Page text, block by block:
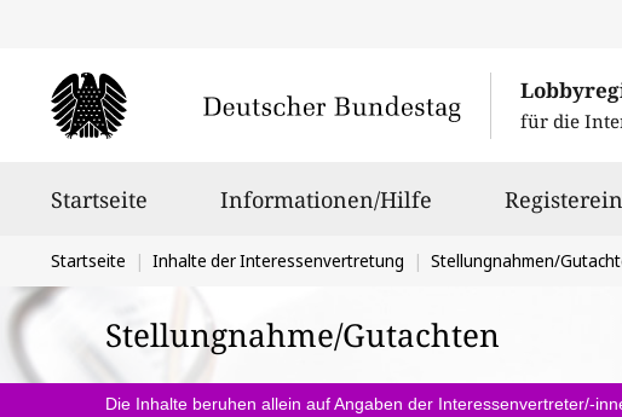
für die
Startseite Informationen/Hilfe
Sie
befinden
sich
hier:
Startseite Inhalte der Interessenvertretung Stellungnahmen/
Stellungnahme/Gutachten
Die Inhalte beruhen allein auf Angaben der Interessenvertreter/-